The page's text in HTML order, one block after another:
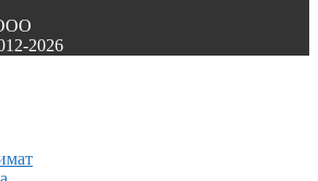
2026